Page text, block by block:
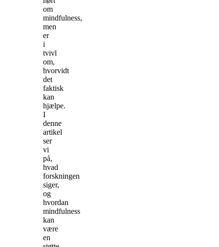
om
mindfulness,
men
er
i
tvivl
om,
hvorvidt
det
faktisk
kan
hjælpe.
I
denne
artikel
ser
vi
på,
hvad
forskningen
siger,
og
hvordan
mindfulness
kan
være
en